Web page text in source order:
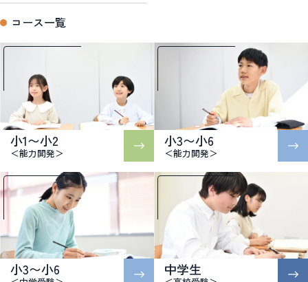
コース一覧
小1〜小2
＜能力開発＞
小3〜小6
＜能力開発＞
小3〜小6 中学生